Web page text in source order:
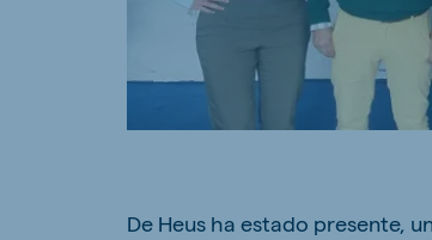
De Heus ha estado presente,
Ukraine (Koudijs)